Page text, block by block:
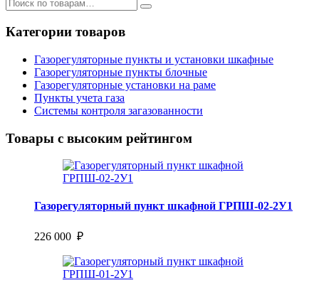
Категории товаров
Газорегуляторные пункты и установки шкафные
Газорегуляторные пункты блочные
Газорегуляторные установки на раме
Пункты учета газа
Системы контроля загазованности
Товары с высоким рейтингом
Газорегуляторный пункт шкафной ГРПШ-02-2У1
226 000 ₽